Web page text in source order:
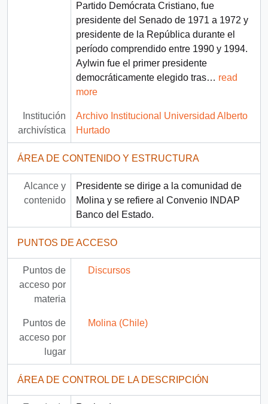
Partido Demócrata Cristiano, fue
presidente del Senado de 1971 a 1972 y
presidente de la República durante el
período comprendido entre 1990 y 1994.
Aylwin fue el primer presidente
democráticamente elegido tras… read
more
Institución
archivística
Archivo Institucional Universidad Alberto
Hurtado
ÁREA DE CONTENIDO Y ESTRUCTURA
Alcance y
contenido
Presidente se dirige a la comunidad de
Molina y se refiere al Convenio INDAP
Banco del Estado.
PUNTOS DE ACCESO
Puntos de
acceso por
materia
Discursos
Puntos de
acceso por
lugar
Molina (Chile)
ÁREA DE CONTROL DE LA DESCRIPCIÓN